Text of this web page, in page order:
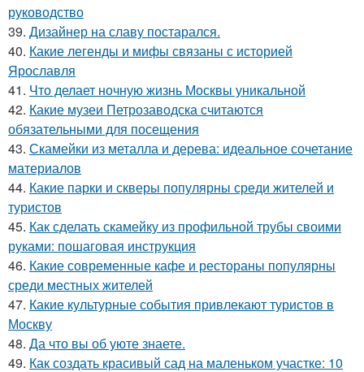
руководство
39. Дизайнер на славу постарался.
40. Какие легенды и мифы связаны с историей
Ярославля
41. Что делает ночную жизнь Москвы уникальной
42. Какие музеи Петрозаводска считаются
обязательными для посещения
43. Скамейки из металла и дерева: идеальное сочетание
материалов
44. Какие парки и скверы популярны среди жителей и
туристов
45. Как сделать скамейку из профильной трубы своими
руками: пошаговая инструкция
46. Какие современные кафе и рестораны популярны
среди местных жителей
47. Какие культурные события привлекают туристов в
Москву
48. Да что вы об уюте знаете.
49. Как создать красивый сад на маленьком участке: 10